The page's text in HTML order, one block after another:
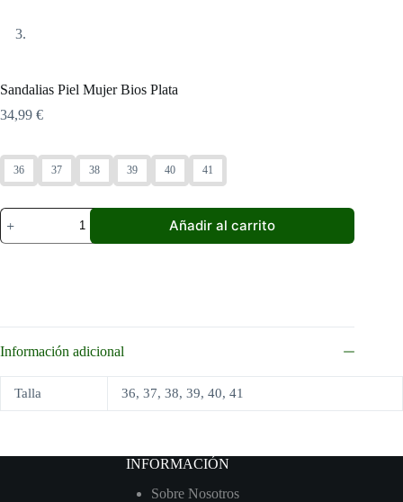
Sandalias Piel Mujer Bios Plata
34,99 €
36 37 38 39 40 41
Sandalias
Piel
Mujer
Añadir al carrito
Información adicional
Talla 36, 37, 38, 39, 40, 41
INFORMACIÓN
Sobre Nosotros